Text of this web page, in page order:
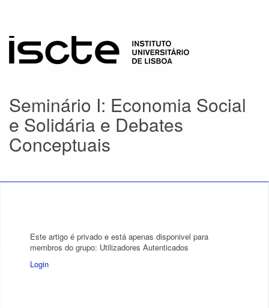
Seminário I: Economia Social
e Solidária e Debates
Conceptuais
Este artigo é privado e está apenas disponivel para
membros do grupo: Utilizadores Autenticados
Login